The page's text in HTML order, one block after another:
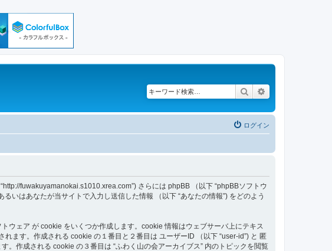
検索
ログイン
fuwakuyamanokai.s1010.xrea.com”) さらには phpBB （以下 “phpBBソフトウ
いはあなたが当サイトで入力し送信した情報 （以下 “あなたの情報”) をどのよう
ウェア が cookie をいくつか作成します。cookie 情報はウェブサーバ上にテキス
ます。作成される cookie の１番目と２番目は ユーザーID （以下 “user-id”) と 匿
。作成される cookie の３番目は “ふわく山の会アーカイブス” 内のトピックを閲覧